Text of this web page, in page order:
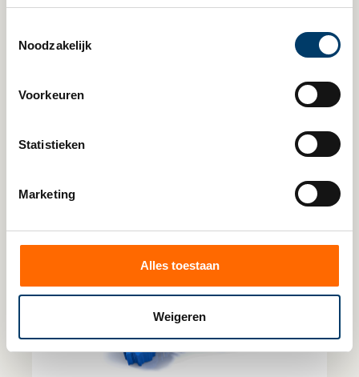
Noodzakelijk
Voorkeuren
Statistieken
Marketing
Alles toestaan
Weigeren